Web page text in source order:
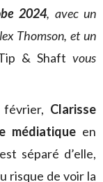
2024, avec un
Thomson, et un
& Shaft vous
Clarisse
médiatique en
séparé d’elle,
risque de voir la